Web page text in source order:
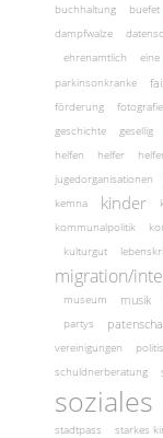
buchhaltung
buefet
dampfwalze
ehrenamtlich eine
parkinsonkranke
förderung fotografie
geschichte
gesellig
helfen
helfer
jugedorganisationen
kemna
kinder
kommunalpolitik
kulturgut
migration/
museum
musik
partys
vereinigungen
schuldnerberatung
soziales
stadtpass
starkes